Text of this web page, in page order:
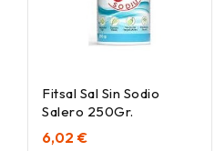
Fitsal Sal Sin Sodio
Salero 250Gr.
6,02 €